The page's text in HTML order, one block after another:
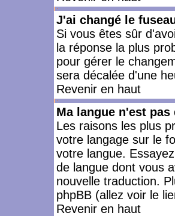
J'ai changé le
Si vous êtes sûr
la réponse la plus
pour gérer le
sera décalée d'une
Revenir en haut
Ma langue n'est
Les raisons les plus
votre langage sur le
votre langue.
de langue dont vous
nouvelle traduction.
phpBB (allez voir le
Revenir en haut